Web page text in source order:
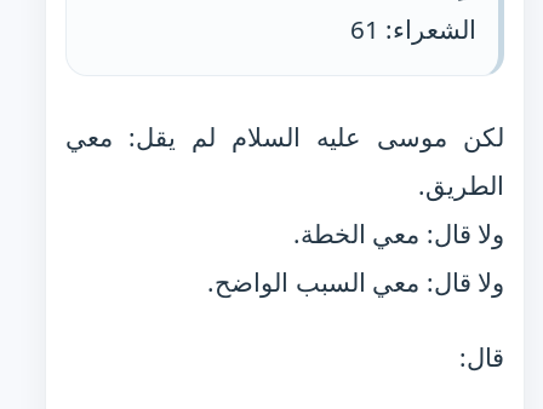
الشعراء: 61
لكن موسى عليه السلام لم يقل: معي
الطريق.
ولا قال: معي الخطة.
ولا قال: معي السبب الواضح.
قال: